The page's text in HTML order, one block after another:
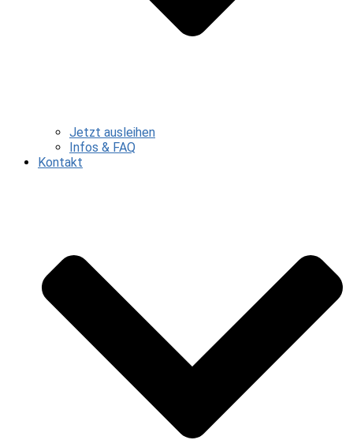
Jetzt ausleihen
Infos & FAQ
Kontakt